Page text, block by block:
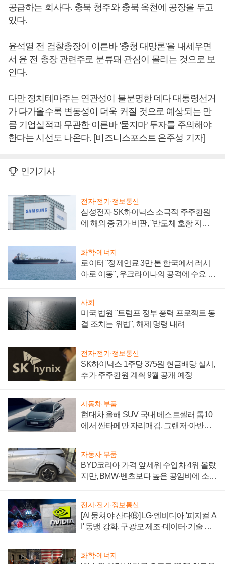
공급하는 회사다. 충북 청주와 충북 옥천에 공장을 두고
있다.
윤석열 전 검찰총장이 이른바 '충청 대망론'을 내세우면
서 윤 전 총장 관련주로 분류돼 관심이 몰리는 것으로 보
인다.
다만 정치테마주는 연관성이 불분명한 데다 대통령선거
가 다가올수록 변동성이 더욱 커질 것으로 예상되는 만
큼 기업실적과 무관한 이른바 '묻지마' 투자를 주의해야
한다는 시선도 나온다. [비즈니스포스트 은주성 기자]
인기기사
전자·전기·정보통신
삼성전자 SK하이닉스 소극적 주주환원
에 해외 증권가 비판, "반도체 호황 지속
화학·에너지
로이터 "정제연료 3만 톤 한국에서 러시
아로 이동", 우크라이나의 공격에 수요 늘
사회
미국 법원 "트럼프 정부 풍력 프로젝트 동
결 조치는 위법", 해제 명령 내려
전자·전기·정보통신
SK하이닉스 1주당 375원 현금배당 실시,
추가 주주환원 계획 9월 공개 예정
자동차·부품
현대차 올해 SUV 국내 베스트셀러 톱10
에서 싼타페만 자리매김, 그랜저·아반떼
자동차·부품
BYD코리아 가격 앞세워 수입차 4위 올랐
지만, BMW·벤츠보다 높은 공임비에 소비
전자·전기·정보통신
[AI 뭉쳐야 산다⑧] LG·엔비디아 '피지컬 A
I' 동맹 강화, 구광모 제조·데이터·기술 결
화학·에너지